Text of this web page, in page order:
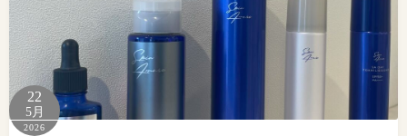
22
5月
2026